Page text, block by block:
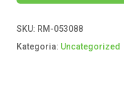
SKU: RM-053088
Kategoria: Uncategorized